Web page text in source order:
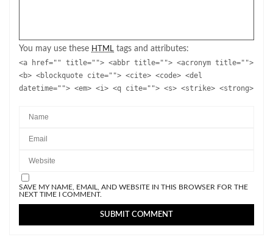
You may use these HTML tags and attributes:
<a href="" title=""> <abbr title=""> <acronym title="">
<b> <blockquote cite=""> <cite> <code> <del
datetime=""> <em> <i> <q cite=""> <s> <strike> <strong>
SAVE MY NAME, EMAIL, AND WEBSITE IN THIS BROWSER FOR THE
NEXT TIME I COMMENT.